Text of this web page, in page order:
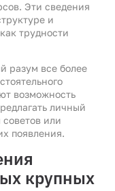
Эти сведения
и
трудности
разум все более
возможность
личный
или
появления.
крупных